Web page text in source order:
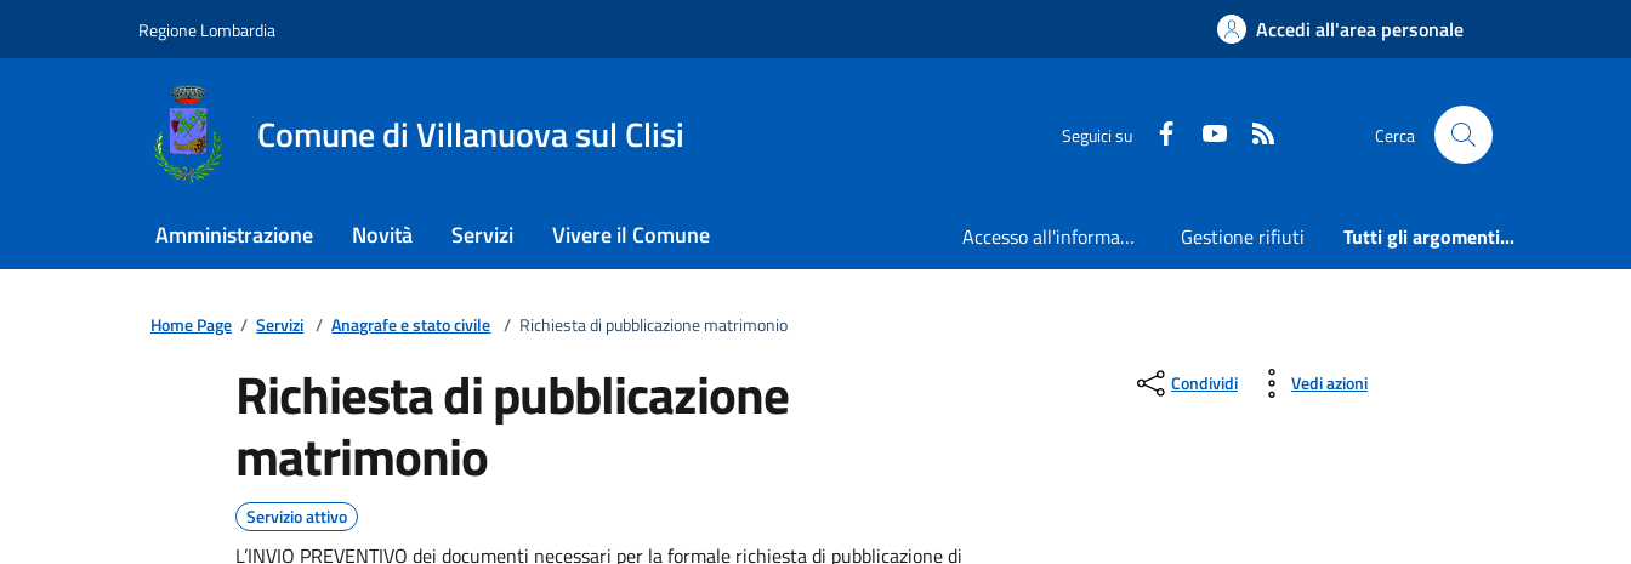
Regione Lombardia Accedi all'area personale
Comune di Villanuova sul Clisi Seguici su Faceboook
Youtube Cerca
Amministrazione Novità Servizi Vivere il Comune Accesso all'informazione Gestione rifiuti Tutti gli argomenti...
Home Page / Servizi / Anagrafe e stato civile / Richiesta di pubblicazione matrimonio
Richiesta di pubblicazione
matrimonio
Servizio attivo
L’INVIO PREVENTIVO dei documenti necessari per la formale richiesta di pubblicazione di
Condividi Vedi azioni